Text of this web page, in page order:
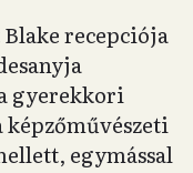
recepciója
gyerekkori
képzőművészeti
egymással